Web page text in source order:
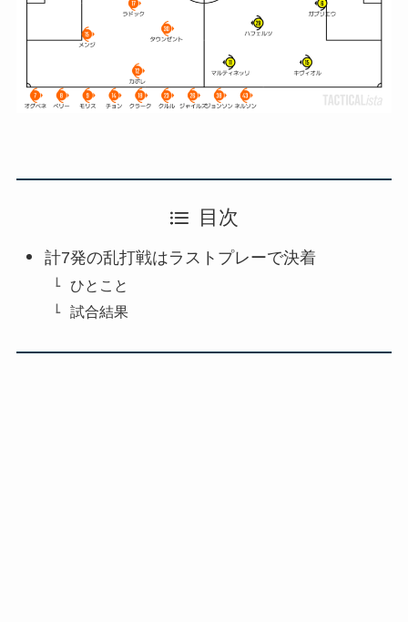
目次
計7発の乱打戦はラストプレーで決着
ひとこと
試合結果